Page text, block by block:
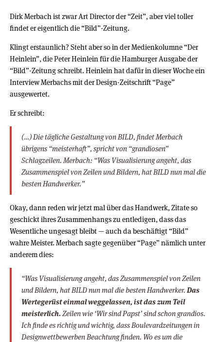
Dirk Merbach ist zwar Art Director der “Zeit”, aber viel toller
findet er eigentlich die “Bild”-Zeitung.
Klingt erstaunlich? Steht aber so in der Medienkolumne “Der
Heinlein”, die Peter Heinlein für die Hamburger Ausgabe der
“Bild”-Zeitung schreibt. Heinlein hat dafür in dieser Woche ein
Interview Merbachs mit der Design-Zeitschrift “Page”
ausgewertet.
Er schreibt:
(…) Die tägliche Gestaltung von BILD, findet Merbach
übrigens “meisterhaft”, spricht von “grandiosen”
Schlagzeilen. Merbach: “Was Visualisierung angeht, das
Zusammenspiel von Zeilen und Bildern, hat BILD nun mal die
besten Handwerker.”
Okay, dann reden wir jetzt mal über das Handwerk, Zitate so
geschickt ihres Zusammenhangs zu entledigen, dass das
Wesentliche ungesagt bleibt — auch da beschäftigt “Bild”
wahre Meister. Merbach sagte gegenüber “Page” nämlich unter
anderem dies:
“Was Visualisierung angeht, das Zusammenspiel von Zeilen
und Bildern, hat BILD nun mal die besten Handwerker. Das
Wertegerüst einmal weggelassen, ist das zum Teil
meisterlich. Zeilen wie ‘Wir sind Papst’ sind schon grandios.
Ich finde es richtig und wichtig, dass Boulevardzeitungen in
Designwettbewerben Beachtung finden. Wo es um die